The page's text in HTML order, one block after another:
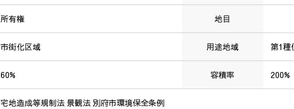
所有権 地目
市街化区域 用途地域 第1種
60% 容積率 200%
宅地造成等規制法 景観法 別府市環境保全条例